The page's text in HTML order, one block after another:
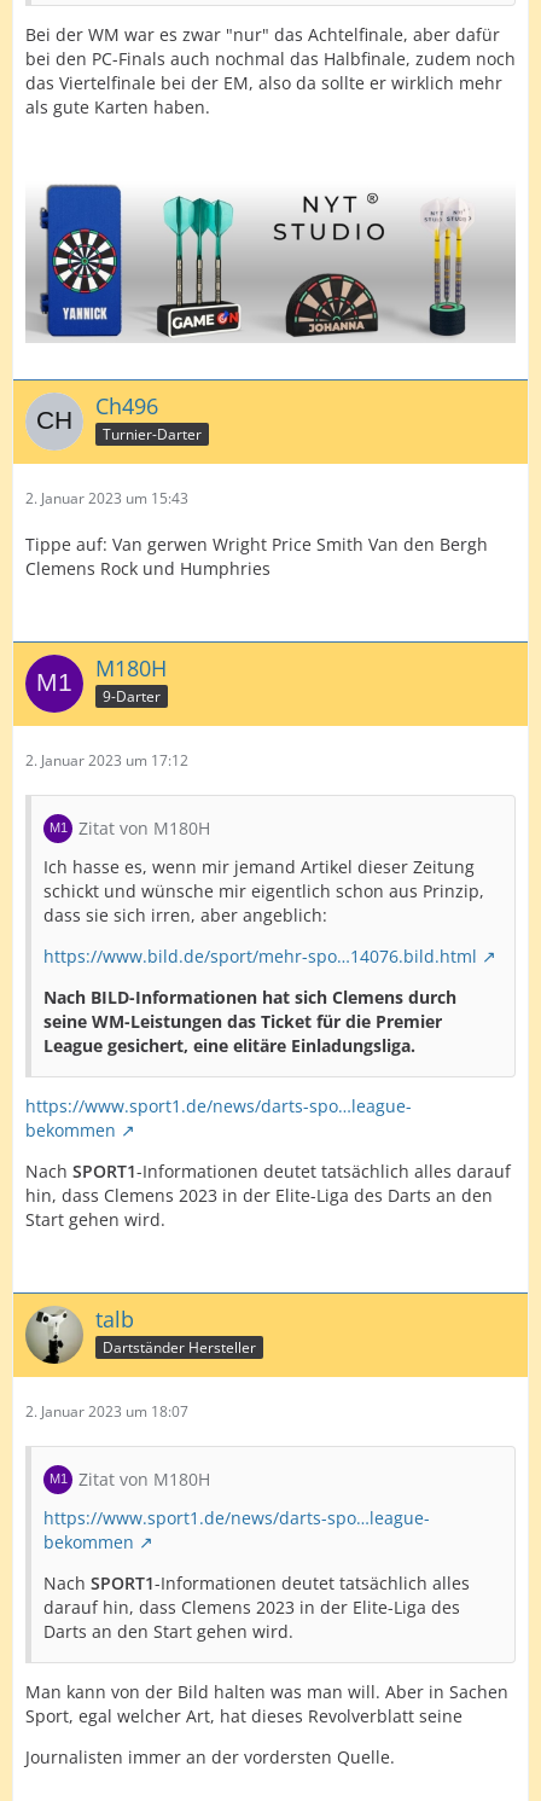
Bei der WM war es zwar "nur" das Achtelfinale, aber dafür
bei den PC-Finals auch nochmal das Halbfinale, zudem noch
das Viertelfinale bei der EM, also da sollte er wirklich mehr
als gute Karten haben.
Ch496
Turnier-Darter
2. Januar 2023 um 15:43
Tippe auf: Van gerwen Wright Price Smith Van den Bergh
Clemens Rock und Humphries
M180H
9-Darter
2. Januar 2023 um 17:12
Zitat von M180H
Ich hasse es, wenn mir jemand Artikel dieser Zeitung
schickt und wünsche mir eigentlich schon aus Prinzip,
dass sie sich irren, aber angeblich:
https://www.bild.de/sport/mehr-spo…14076.bild.html
Nach BILD-Informationen hat sich Clemens durch
seine WM-Leistungen das Ticket für die Premier
League gesichert, eine elitäre Einladungsliga.
https://www.sport1.de/news/darts-spo…league-
bekommen
Nach SPORT1-Informationen deutet tatsächlich alles darauf
hin, dass Clemens 2023 in der Elite-Liga des Darts an den
Start gehen wird.
talb
Dartständer Hersteller
2. Januar 2023 um 18:07
Zitat von M180H
https://www.sport1.de/news/darts-spo…league-
bekommen
Nach SPORT1-Informationen deutet tatsächlich alles
darauf hin, dass Clemens 2023 in der Elite-Liga des
Darts an den Start gehen wird.
Man kann von der Bild halten was man will. Aber in Sachen
Sport, egal welcher Art, hat dieses Revolverblatt seine
Journalisten immer an der vordersten Quelle.